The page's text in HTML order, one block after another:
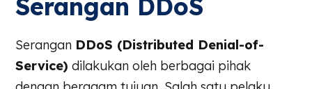
Serangan DDoS
Serangan DDoS (Distributed Denial-of-
Service) dilakukan oleh berbagai pihak